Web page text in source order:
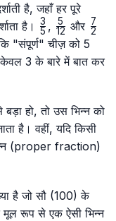
है, जहाँ हर पूरे
है। \frac{3}
{5}
5
3 , \frac{5}
{12}
12
5 और
{2}
2
7
"संपूर्ण" चीज़ को 5
3 के बारे में बात कर
हो, तो उस भिन्न को
है। वहीं, यदि किसी
(proper fraction)
है जो सौ (100) के
मूल रूप से एक ऐसी भिन्न